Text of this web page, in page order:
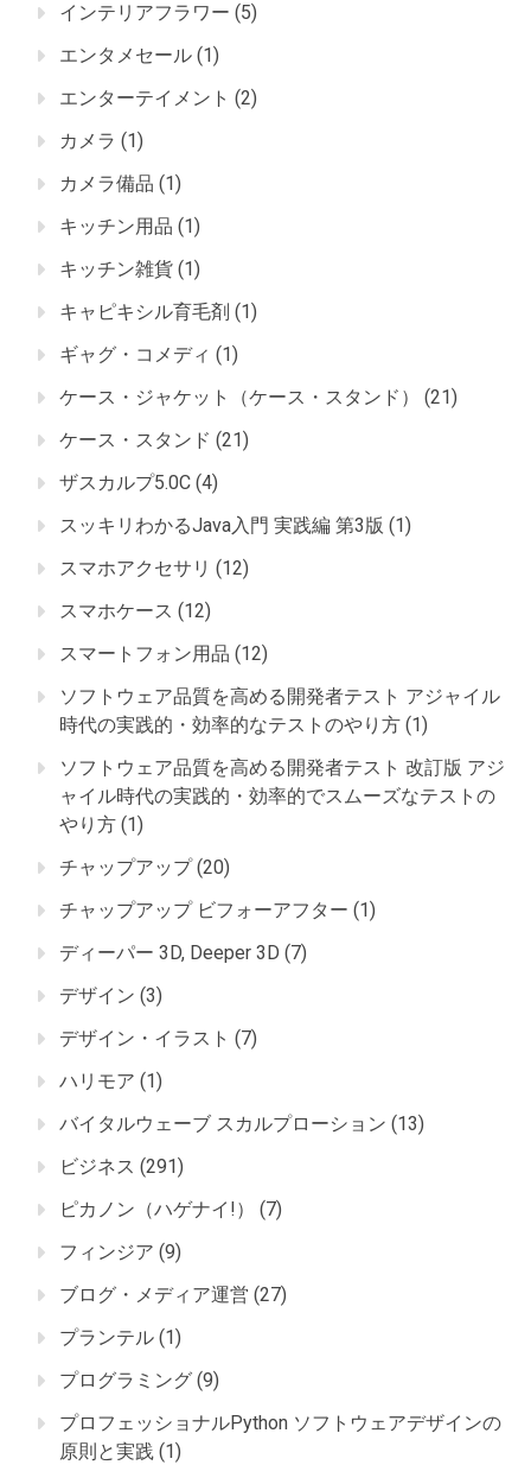
インテリアフラワー (5)
エンタメセール (1)
エンターテイメント (2)
カメラ (1)
カメラ備品 (1)
キッチン用品 (1)
キッチン雑貨 (1)
キャピキシル育毛剤 (1)
ギャグ・コメディ (1)
ケース・ジャケット（ケース・スタンド）
(21)
ケース・スタンド (21)
ザスカルプ5.0C (4)
スッキリわかるJava入門 実践編 第3版 (1)
スマホアクセサリ (12)
スマホケース (12)
スマートフォン用品 (12)
ソフトウェア品質を高める開発者テスト アジャイル
時代の実践的・効率的なテストのやり方 (1)
ソフトウェア品質を高める開発者テスト 改訂版 アジ
ャイル時代の実践的・効率的でスムーズなテストの
やり方 (1)
チャップアップ(20)
チャップアップ ビフォーアフター (1)
ディーパー 3D, Deeper 3D (7)
デザイン (3)
デザイン・イラスト (7)
ハリモア (1)
バイタルウェーブ スカルプローション (13)
ビジネス (291)
ピカノン（ハゲナイ!）
(7)
フィンジア (9)
ブログ・メディア運営 (27)
プランテル (1)
プログラミング (9)
プロフェッショナルPython ソフトウェアデザインの
原則と実践 (1)